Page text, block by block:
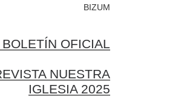
BOLETÍN OFICIAL
NUESTRA
IGLESIA 2025